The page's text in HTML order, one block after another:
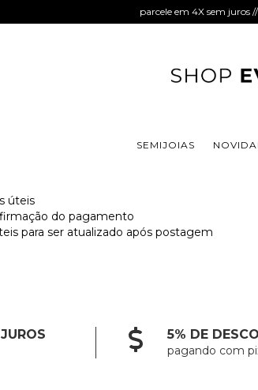
parcele em 4X sem juros
SEMIJOIAS
úteis
do pagamento
para ser atualizado após postagem
5% DE
pagando com